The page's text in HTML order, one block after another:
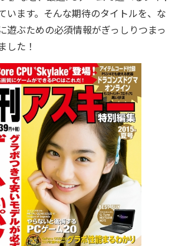
います。そんな期待のタイトルを、な
遊ぶための必須情報がぎっしりつまっ
した！